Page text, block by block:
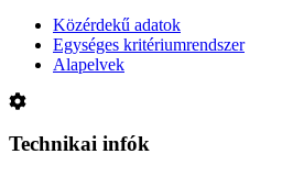
Közérdekű adatok
Egységes kritériumrendszer
Alapelvek
Technikai infók